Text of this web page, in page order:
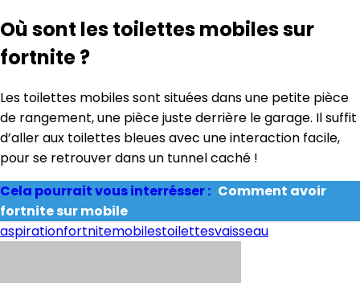
Où sont les toilettes mobiles sur
fortnite ?
Les toilettes mobiles sont situées dans une petite pièce
de rangement, une pièce juste derrière le garage. Il suffit
d’aller aux toilettes bleues avec une interaction facile,
pour se retrouver dans un tunnel caché !
Cela pourrait vous interrésser : Comment avoir
fortnite sur mobile
aspirationfortnitemobilestoilettesvaisseau